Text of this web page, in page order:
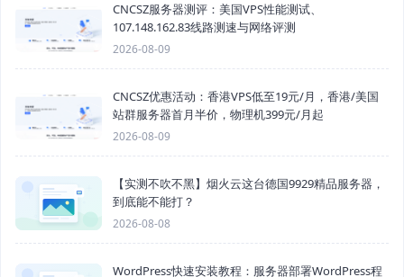
CNCSZ服务器测评：美国VPS性能测试、
107.148.162.83线路测速与网络评测
2026-08-09
CNCSZ优惠活动：香港VPS低至19元/月，香港/美国
站群服务器首月半价，物理机399元/月起
2026-08-09
【实测不吹不黑】烟火云这台德国9929精品服务器，
到底能不能打？
2026-08-08
WordPress快速安装教程：服务器部署WordPress程